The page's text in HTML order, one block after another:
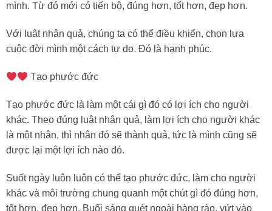
mình. Từ đó mới có tiến bộ, đúng hơn, tốt hơn, đẹp hơn.
Với luật nhân quả, chúng ta có thể điều khiển, chọn lựa
cuộc đời mình một cách tự do. Đó là hạnh phúc.
Tạo phước đức
Tạo phước đức là làm một cái gì đó có lợi ích cho người
khác. Theo đúng luật nhân quả, làm lợi ích cho người khác
là một nhân, thì nhân đó sẽ thành quả, tức là mình cũng sẽ
được lại một lợi ích nào đó.
Suốt ngày luôn luôn có thể tạo phước đức, làm cho người
khác và môi trường chung quanh một chút gì đó đúng hơn,
tốt hơn, đẹp hơn. Buổi sáng quét ngoài hàng rào, vứt vào